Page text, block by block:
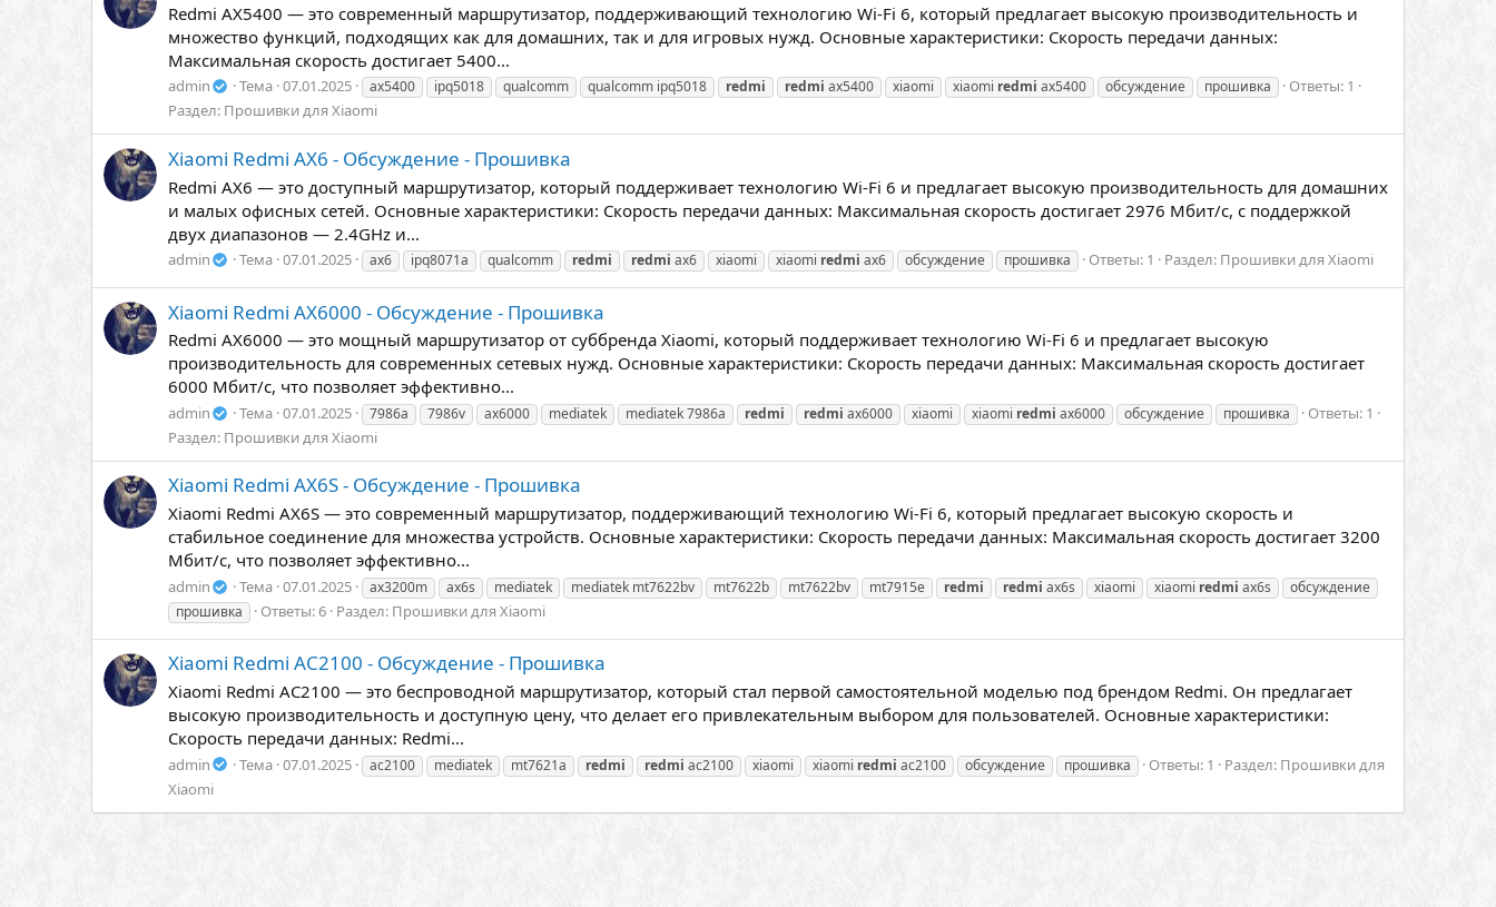
Redmi AX5400 — это современный маршрутизатор, поддерживающий технологию Wi-Fi 6, который предлагает высокую производительность и
множество функций, подходящих как для домашних, так и для игровых нужд. Основные характеристики: Скорость передачи данных:
Максимальная скорость достигает 5400...
admin Тема 07.01.2025 ax5400 ipq5018 qualcomm qualcomm ipq5018 redmi redmi ax5400 xiaomi xiaomi redmi ax5400 обсуждение прошивка
Ответы: 1
Раздел: Прошивки для Xiaomi
Xiaomi Redmi AX6 - Обсуждение - Прошивка
Redmi AX6 — это доступный маршрутизатор, который поддерживает технологию Wi-Fi 6 и предлагает высокую производительность для домашних
и малых офисных сетей. Основные характеристики: Скорость передачи данных: Максимальная скорость достигает 2976 Мбит/с, с поддержкой
двух диапазонов — 2.4GHz и...
admin Тема 07.01.2025 ax6 ipq8071a qualcomm redmi redmi ax6 xiaomi xiaomi redmi ax6 обсуждение прошивка Ответы: 1 Раздел: Прошивки для Xiaomi
Xiaomi Redmi AX6000 - Обсуждение - Прошивка
Redmi AX6000 — это мощный маршрутизатор от суббренда Xiaomi, который поддерживает технологию Wi-Fi 6 и предлагает высокую
производительность для современных сетевых нужд. Основные характеристики: Скорость передачи данных: Максимальная скорость достигает
6000 Мбит/с, что позволяет эффективно...
admin Тема 07.01.2025 7986a 7986v ax6000 mediatek mediatek 7986a redmi redmi ax6000 xiaomi xiaomi redmi ax6000 обсуждение прошивка
Ответы: 1
Раздел: Прошивки для Xiaomi
Xiaomi Redmi AX6S - Обсуждение - Прошивка
Xiaomi Redmi AX6S — это современный маршрутизатор, поддерживающий технологию Wi-Fi 6, который предлагает высокую скорость и
стабильное соединение для множества устройств. Основные характеристики: Скорость передачи данных: Максимальная скорость достигает 3200
Мбит/с, что позволяет эффективно...
admin Тема 07.01.2025 ax3200m ax6s mediatek mediatek mt7622bv mt7622b mt7622bv mt7915e redmi redmi ax6s xiaomi xiaomi redmi ax6s
обсуждение
прошивка
Ответы: 6 Раздел: Прошивки для Xiaomi
Xiaomi Redmi AC2100 - Обсуждение - Прошивка
Xiaomi Redmi AC2100 — это беспроводной маршрутизатор, который стал первой самостоятельной моделью под брендом Redmi. Он предлагает
высокую производительность и доступную цену, что делает его привлекательным выбором для пользователей. Основные характеристики:
Скорость передачи данных: Redmi...
admin Тема 07.01.2025 ac2100 mediatek mt7621a redmi redmi ac2100 xiaomi xiaomi redmi ac2100 обсуждение прошивка Ответы: 1 Раздел: Прошивки для
Xiaomi